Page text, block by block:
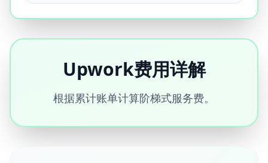
Upwork费用详解
根据累计账单计算阶梯式服务费。